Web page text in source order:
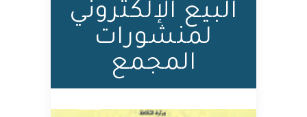
البيع الإلكتروني
لمنشورات
المجمع